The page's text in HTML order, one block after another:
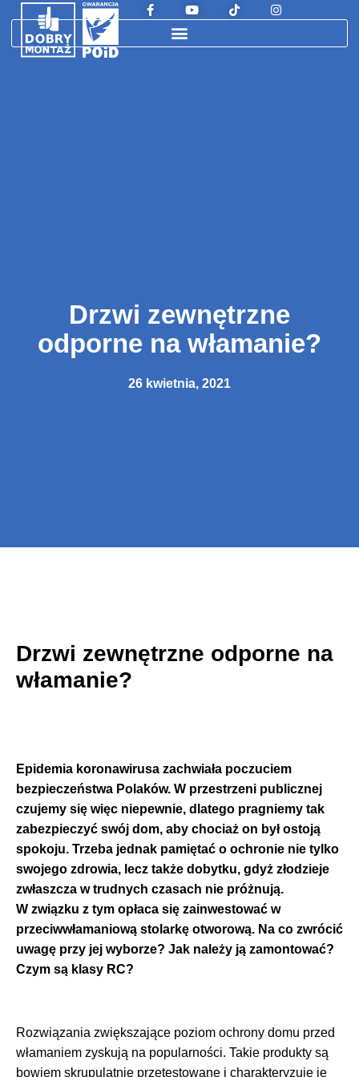
Drzwi zewnętrzne
odporne na włamanie?
26 kwietnia, 2021
Drzwi zewnętrzne odporne na
włamanie?
Epidemia koronawirusa zachwiała poczuciem
bezpieczeństwa Polaków. W przestrzeni publicznej
czujemy się więc niepewnie, dlatego pragniemy tak
zabezpieczyć swój dom, aby chociaż on był ostoją
spokoju. Trzeba jednak pamiętać o ochronie nie tylko
swojego zdrowia, lecz także dobytku, gdyż złodzieje
zwłaszcza w trudnych czasach nie próżnują.
W związku z tym opłaca się zainwestować w
przeciwwłamaniową stolarkę otworową. Na co zwrócić
uwagę przy jej wyborze? Jak należy ją zamontować?
Czym są klasy RC?
Rozwiązania zwiększające poziom ochrony domu przed
włamaniem zyskują na popularności. Takie produkty są
bowiem skrupulatnie przetestowane i charakteryzuje je